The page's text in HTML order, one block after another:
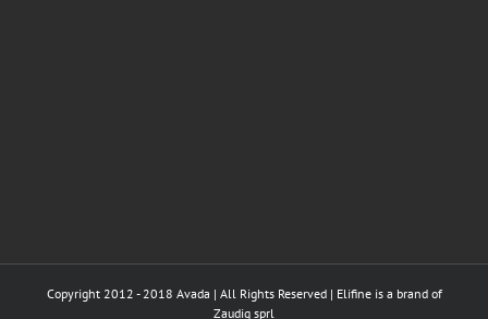
Copyright 2012 - 2018 Avada | All Rights Reserved | Elifine is a brand of
Zaudig sprl